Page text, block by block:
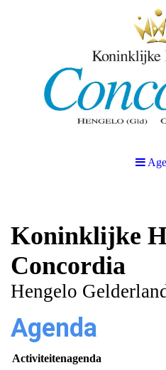
Koninklijke
Concordia
Hengelo
Agenda
Activiteitenagenda